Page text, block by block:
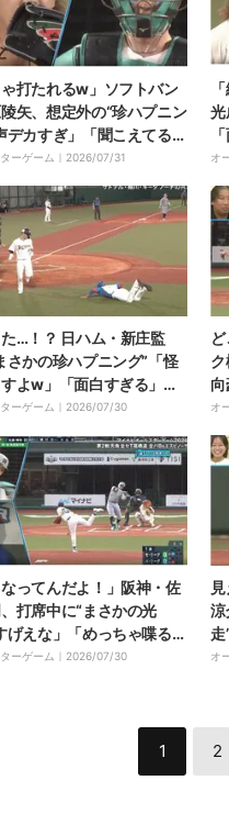
ゃ打たれるw」ソフトバン
矢、想定外の“珍ハプニン
デカすぎ」「聞こえてるの
試合中の“選手マイク”→
ーゲーム｜ 2026/07/31
光
う
オ
…！？ 日ハム・新庄監
さかの珍ハプニング”「怪
よw」「面白すぎる」コ
“全力ヘッスラ”にファン
ーゲーム｜ 2026/07/30
不
一
オ
なってんだよ！」阪神・佐
打席中に“まさかの光
げえな」「めっちゃ喋るや
チの選手と会話→突如フ
ーゲーム｜ 2026/07/30
涼
オ
1 2